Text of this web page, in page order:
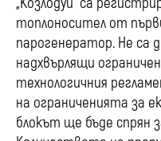
топлоносител от
парогенератор. Не
надхвърлящи
технологичния
на ограниченията за
блокът ще бъде спрян